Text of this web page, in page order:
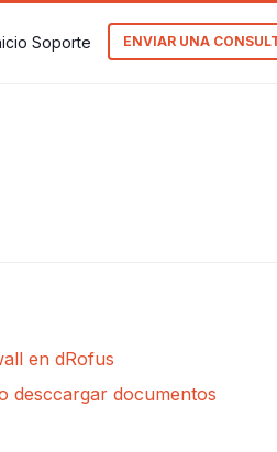
Soporte ENVIAR UNA
en dRofus
desccargar documentos